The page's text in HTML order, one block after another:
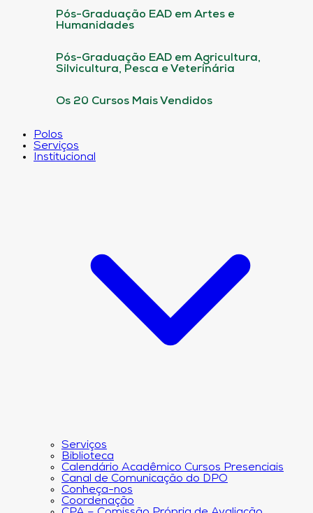
Pós-Graduação EAD em Artes e
Humanidades
Pós-Graduação EAD em Agricultura,
Silvicultura, Pesca e Veterinária
Os 20 Cursos Mais Vendidos
Polos
Serviços
Institucional
Serviços
Biblioteca
Calendário Acadêmico Cursos Presenciais
Canal de Comunicação do DPO
Conheça-nos
Coordenação